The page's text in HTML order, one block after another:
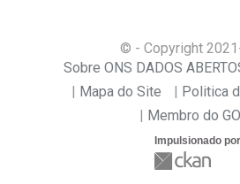
© - Copyright 2021
Sobre ONS DADOS
Mapa do Site
Politica
Membro do
Impulsionado por